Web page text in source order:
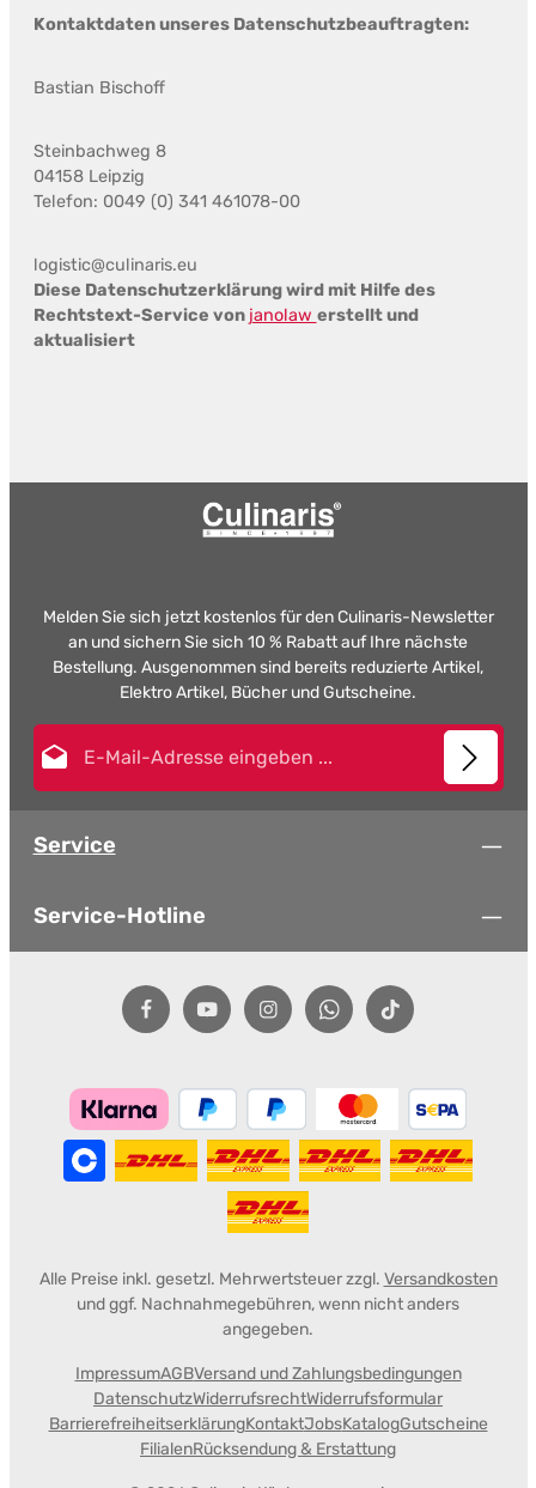
Kontaktdaten unseres Datenschutzbeauftragten:
Bastian Bischoff
Steinbachweg 8
04158 Leipzig
Telefon: 0049 (0) 341 461078-00
logistic@culinaris.eu
Diese Datenschutzerklärung wird mit Hilfe des
Rechtstext-Service von janolaw erstellt und
aktualisiert
Melden Sie sich jetzt kostenlos für den Culinaris-Newsletter
an und sichern Sie sich 10 % Rabatt auf Ihre nächste
Bestellung. Ausgenommen sind bereits reduzierte Artikel,
Elektro Artikel, Bücher und Gutscheine.
Datenschutz
Ich habe die
zur Kenntnis
einverstanden.
Diese Seite ist durch reCAPTCHA geschützt und es gelten die
Die mit einem Stern (*) markierten Felder sind
Pflichtfelder.
Service
Service-Hotline
Alle Preise inkl. gesetzl. Mehrwertsteuer zzgl. Versandkosten
und ggf. Nachnahmegebühren, wenn nicht anders
angegeben.
ImpressumAGBVersand und Zahlungsbedingungen
DatenschutzWiderrufsrechtWiderrufsformular
BarrierefreiheitserklärungKontaktJobsKatalogGutscheine
FilialenRücksendung & Erstattung